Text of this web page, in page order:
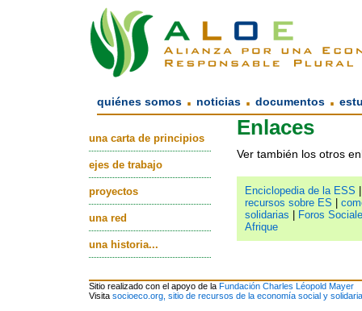
quiénes somos . noticias . documentos .
una carta de principios
ejes de trabajo
proyectos
una red
una historia...
Enlaces
Ver también los otros
Enciclopedia de la ESS
recursos sobre ES |
solidarias
Foros
Afrique
Sitio realizado con el apoyo de la Fundación Charles Léopold Mayer
Visita socioeco.org, sitio de recursos de la economía social y solidaria